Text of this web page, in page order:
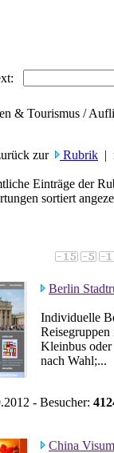
& Tourismus /
zur Rubrik |
Einträge der
sortiert
Berlin
Individuelle
Kleinbus
nach Wahl;...
- Besucher:
China Visum